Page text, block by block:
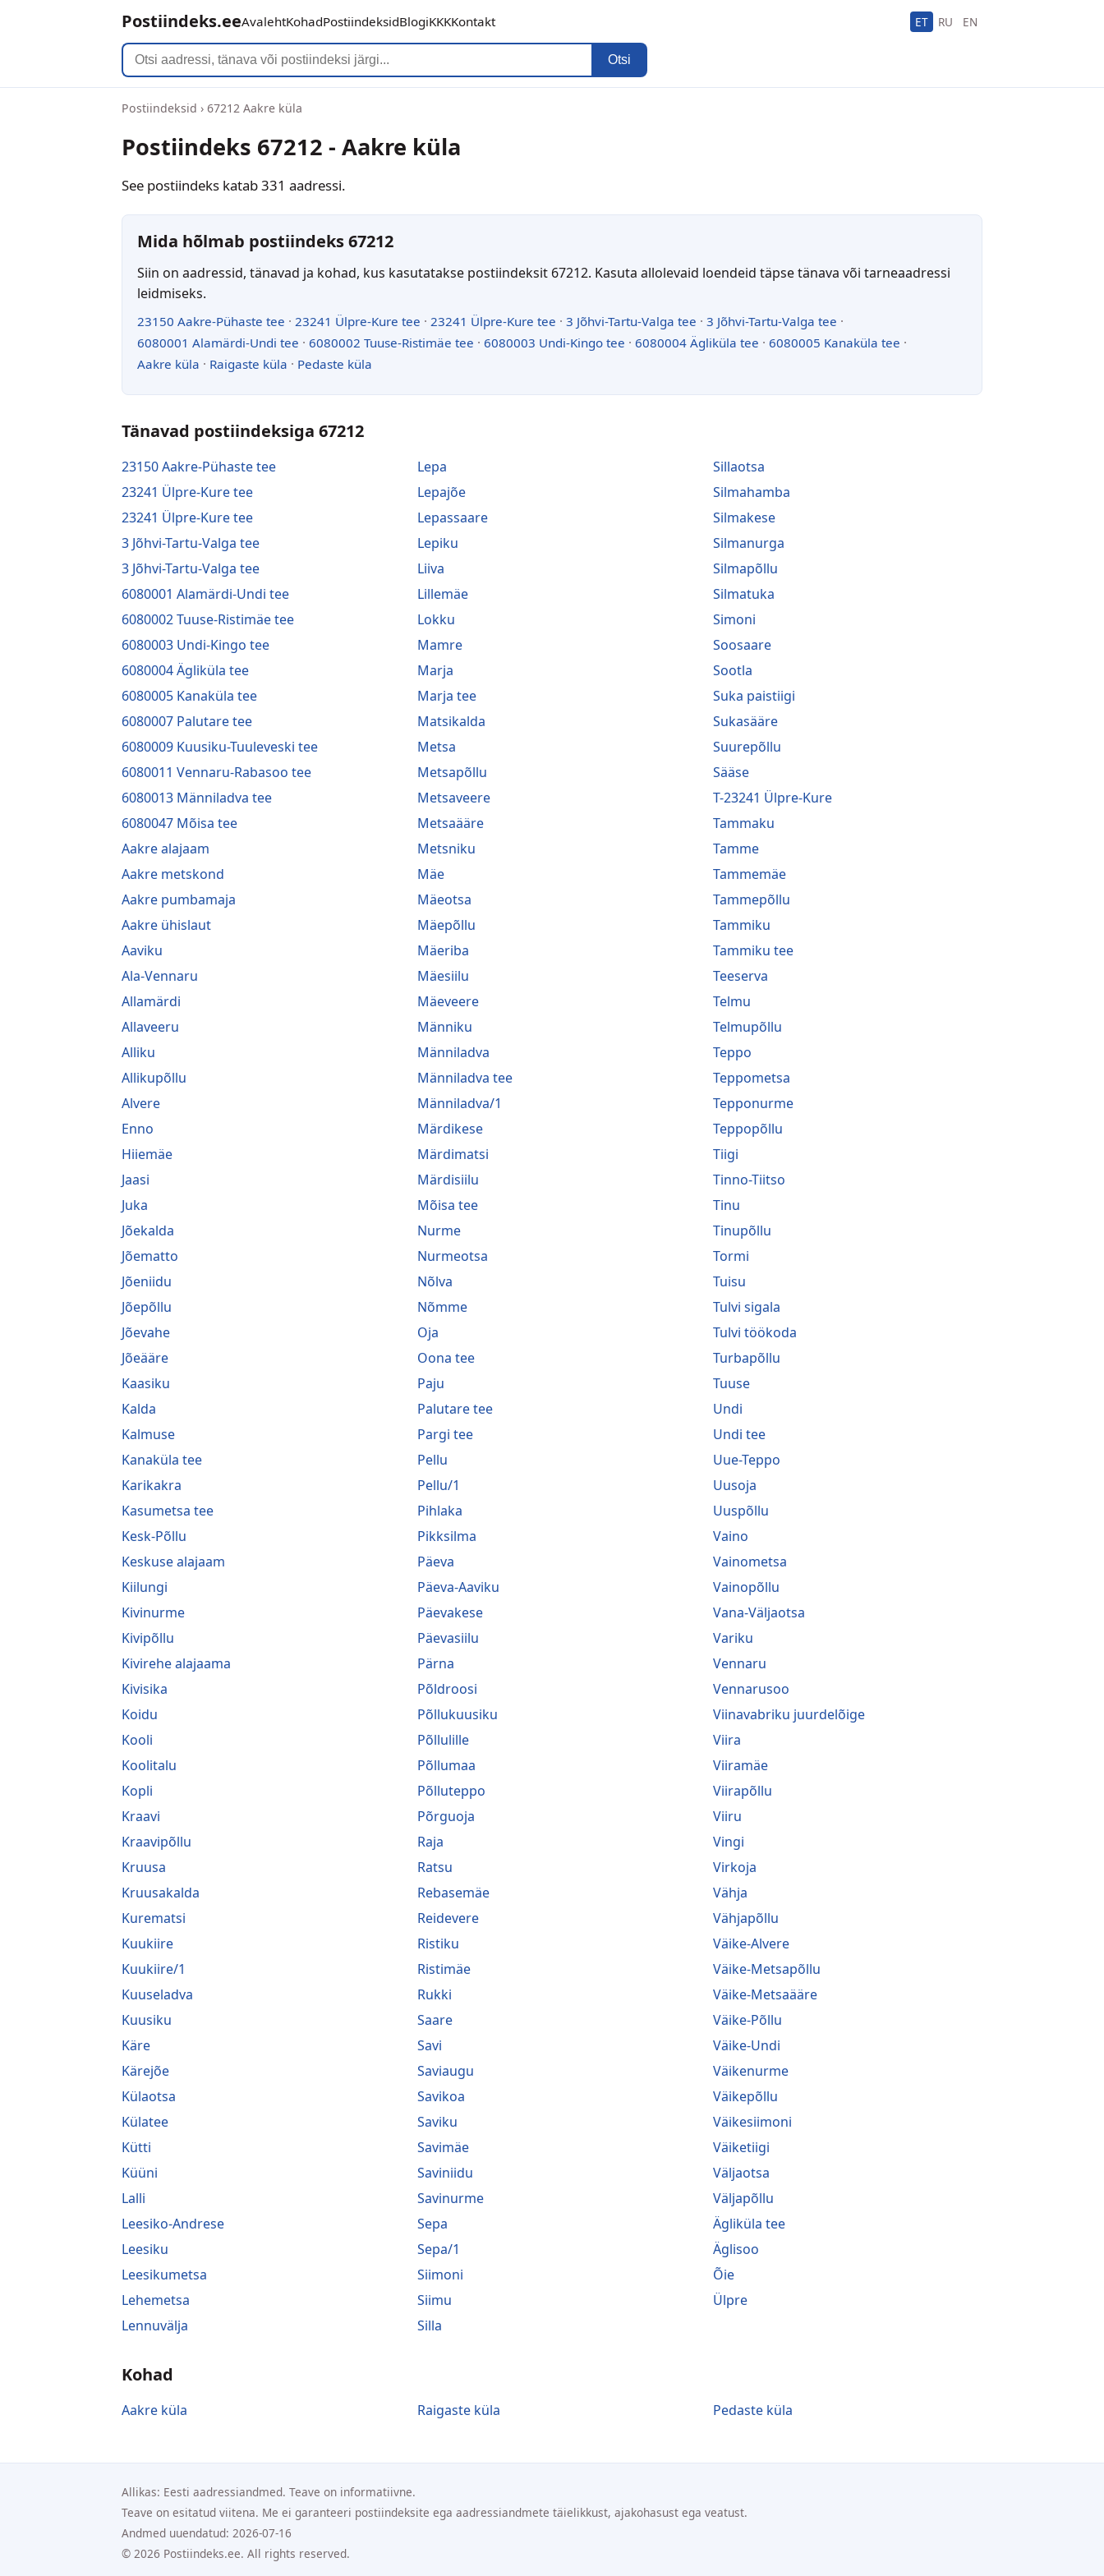
Postiindeks.eeAvalehtKohadPostiindeksidBlogiKKKKontakt ET RU EN
Otsi
Postiindeksid › 67212 Aakre küla
Postiindeks 67212 - Aakre küla
See postiindeks katab 331 aadressi.
Mida hõlmab postiindeks 67212
Siin on aadressid, tänavad ja kohad, kus kasutatakse postiindeksit 67212. Kasuta allolevaid loendeid täpse tänava või tarneaadressi
leidmiseks.
23150 Aakre-Pühaste tee · 23241 Ülpre-Kure tee · 23241 Ülpre-Kure tee · 3 Jõhvi-Tartu-Valga tee · 3 Jõhvi-Tartu-Valga tee ·
6080001 Alamärdi-Undi tee · 6080002 Tuuse-Ristimäe tee · 6080003 Undi-Kingo tee · 6080004 Ägliküla tee · 6080005 Kanaküla tee ·
Aakre küla · Raigaste küla · Pedaste küla
Tänavad postiindeksiga 67212
23150 Aakre-Pühaste tee
23241 Ülpre-Kure tee
23241 Ülpre-Kure tee
3 Jõhvi-Tartu-Valga tee
3 Jõhvi-Tartu-Valga tee
6080001 Alamärdi-Undi tee
6080002 Tuuse-Ristimäe tee
6080003 Undi-Kingo tee
6080004 Ägliküla tee
6080005 Kanaküla tee
6080007 Palutare tee
6080009 Kuusiku-Tuuleveski tee
6080011 Vennaru-Rabasoo tee
6080013 Männiladva tee
6080047 Mõisa tee
Aakre alajaam
Aakre metskond
Aakre pumbamaja
Aakre ühislaut
Aaviku
Ala-Vennaru
Allamärdi
Allaveeru
Alliku
Allikupõllu
Alvere
Enno
Hiiemäe
Jaasi
Juka
Jõekalda
Jõematto
Jõeniidu
Jõepõllu
Jõevahe
Jõeääre
Kaasiku
Kalda
Kalmuse
Kanaküla tee
Karikakra
Kasumetsa tee
Kesk-Põllu
Keskuse alajaam
Kiilungi
Kivinurme
Kivipõllu
Kivirehe alajaama
Kivisika
Koidu
Kooli
Koolitalu
Kopli
Kraavi
Kraavipõllu
Kruusa
Kruusakalda
Kurematsi
Kuukiire
Kuukiire/1
Kuuseladva
Kuusiku
Käre
Kärejõe
Külaotsa
Külatee
Kütti
Küüni
Lalli
Leesiko-Andrese
Leesiku
Leesikumetsa
Lehemetsa
Lennuvälja
Lepa
Lepajõe
Lepassaare
Lepiku
Liiva
Lillemäe
Lokku
Mamre
Marja
Marja tee
Matsikalda
Metsa
Metsapõllu
Metsaveere
Metsaääre
Metsniku
Mäe
Mäeotsa
Mäepõllu
Mäeriba
Mäesiilu
Mäeveere
Männiku
Männiladva
Männiladva tee
Männiladva/1
Märdikese
Märdimatsi
Märdisiilu
Mõisa tee
Nurme
Nurmeotsa
Nõlva
Nõmme
Oja
Oona tee
Paju
Palutare tee
Pargi tee
Pellu
Pellu/1
Pihlaka
Pikksilma
Päeva
Päeva-Aaviku
Päevakese
Päevasiilu
Pärna
Põldroosi
Põllukuusiku
Põllulille
Põllumaa
Põlluteppo
Põrguoja
Raja
Ratsu
Rebasemäe
Reidevere
Ristiku
Ristimäe
Rukki
Saare
Savi
Saviaugu
Savikoa
Saviku
Savimäe
Saviniidu
Savinurme
Sepa
Sepa/1
Siimoni
Siimu
Silla
Sillaotsa
Silmahamba
Silmakese
Silmanurga
Silmapõllu
Silmatuka
Simoni
Soosaare
Sootla
Suka paistiigi
Sukasääre
Suurepõllu
Sääse
T-23241 Ülpre-Kure
Tammaku
Tamme
Tammemäe
Tammepõllu
Tammiku
Tammiku tee
Teeserva
Telmu
Telmupõllu
Teppo
Teppometsa
Tepponurme
Teppopõllu
Tiigi
Tinno-Tiitso
Tinu
Tinupõllu
Tormi
Tuisu
Tulvi sigala
Tulvi töökoda
Turbapõllu
Tuuse
Undi
Undi tee
Uue-Teppo
Uusoja
Uuspõllu
Vaino
Vainometsa
Vainopõllu
Vana-Väljaotsa
Variku
Vennaru
Vennarusoo
Viinavabriku juurdelõige
Viira
Viiramäe
Viirapõllu
Viiru
Vingi
Virkoja
Vähja
Vähjapõllu
Väike-Alvere
Väike-Metsapõllu
Väike-Metsaääre
Väike-Põllu
Väike-Undi
Väikenurme
Väikepõllu
Väikesiimoni
Väiketiigi
Väljaotsa
Väljapõllu
Ägliküla tee
Äglisoo
Õie
Ülpre
Kohad
Aakre küla Raigaste küla Pedaste küla
Allikas: Eesti aadressiandmed. Teave on informatiivne.
Teave on esitatud viitena. Me ei garanteeri postiindeksite ega aadressiandmete täielikkust, ajakohasust ega veatust.
Andmed uuendatud: 2026-07-16
© 2026 Postiindeks.ee. All rights reserved.